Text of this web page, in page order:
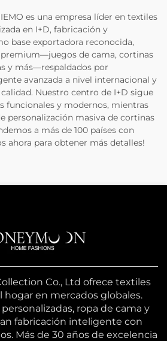
es una empresa líder en textiles
en I+D, fabricación y
base exportadora reconocida,
de cama, cortinas
y más—respaldados por
avanzada a nivel internacional y
Nuestro centro de I+D sigue
funcionales y modernos, mientras
personalización masiva de cortinas
a más de 100 países con
ahora para obtener más detalles!
Co., Ltd ofrece textiles
hogar en mercados globales.
ropa de cama y
fabricación inteligente con
Más de 30 años de excelencia